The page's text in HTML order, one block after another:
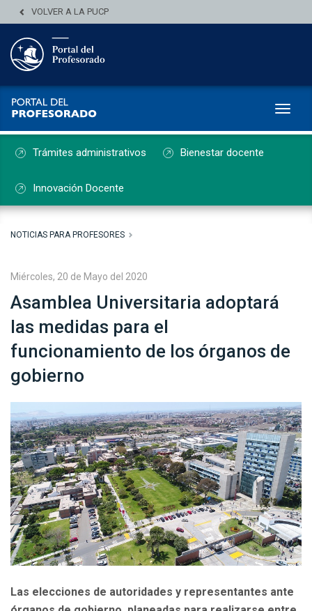
VOLVER A LA PUCP
Trámites administrativos Bienestar docente
Innovación Docente
NOTICIAS PARA PROFESORES
Miércoles, 20 de Mayo del 2020
Asamblea Universitaria adoptará
las medidas para el
funcionamiento de los órganos de
gobierno
Las elecciones de autoridades y representantes ante